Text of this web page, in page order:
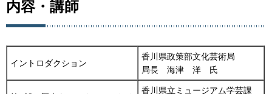
内容・講師
イントロダクション
香川県政策部文化芸術局
局長 海津 洋 氏
香川県立ミュージアム学芸課